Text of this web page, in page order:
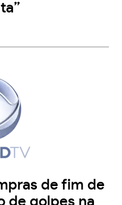
de fim de
de golpes na